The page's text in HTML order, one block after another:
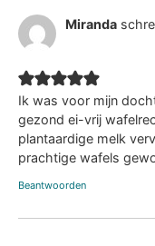
Miranda
Ik was voor mijn
gezond ei-vrij
plantaardige melk
prachtige wafels
Beantwoorden